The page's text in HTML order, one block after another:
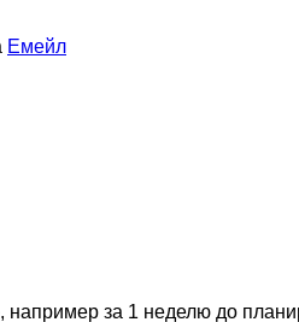
Емейл
за 1 неделю до